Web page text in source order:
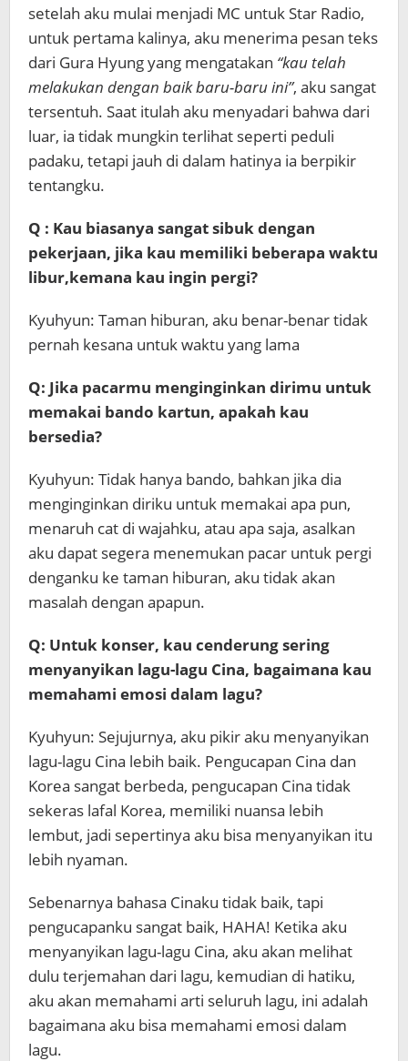
setelah aku mulai menjadi MC untuk Star Radio,
untuk pertama kalinya, aku menerima pesan teks
dari Gura Hyung yang mengatakan “kau telah
melakukan dengan baik baru-baru ini”, aku sangat
tersentuh. Saat itulah aku menyadari bahwa dari
luar, ia tidak mungkin terlihat seperti peduli
padaku, tetapi jauh di dalam hatinya ia berpikir
tentangku.
Q : Kau biasanya sangat sibuk dengan
pekerjaan, jika kau memiliki beberapa waktu
libur,kemana kau ingin pergi?
Kyuhyun: Taman hiburan, aku benar-benar tidak
pernah kesana untuk waktu yang lama
Q: Jika pacarmu menginginkan dirimu untuk
memakai bando kartun, apakah kau
bersedia?
Kyuhyun: Tidak hanya bando, bahkan jika dia
menginginkan diriku untuk memakai apa pun,
menaruh cat di wajahku, atau apa saja, asalkan
aku dapat segera menemukan pacar untuk pergi
denganku ke taman hiburan, aku tidak akan
masalah dengan apapun.
Q: Untuk konser, kau cenderung sering
menyanyikan lagu-lagu Cina, bagaimana kau
memahami emosi dalam lagu?
Kyuhyun: Sejujurnya, aku pikir aku menyanyikan
lagu-lagu Cina lebih baik. Pengucapan Cina dan
Korea sangat berbeda, pengucapan Cina tidak
sekeras lafal Korea, memiliki nuansa lebih
lembut, jadi sepertinya aku bisa menyanyikan itu
lebih nyaman.
Sebenarnya bahasa Cinaku tidak baik, tapi
pengucapanku sangat baik, HAHA! Ketika aku
menyanyikan lagu-lagu Cina, aku akan melihat
dulu terjemahan dari lagu, kemudian di hatiku,
aku akan memahami arti seluruh lagu, ini adalah
bagaimana aku bisa memahami emosi dalam
lagu.